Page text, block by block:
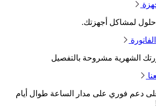
أجهزتك.
مشروحة بالتفصيل
على مدار الساعة طوال أيام